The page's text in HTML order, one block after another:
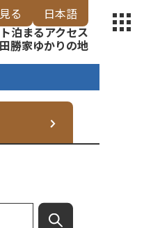
る
日本語
English
泊まるアクセス
勝家ゆかりの地